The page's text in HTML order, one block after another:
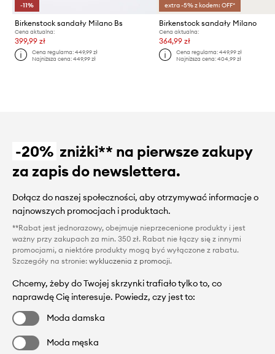
-11%
Birkenstock sandały Milano Bs
Cena aktualna:
399,99 zł
Cena regularna:449,99 zł
Najniższa cena:449,99 zł
extra -5% z kodem: OFF*
Birkenstock sandały Milano
Cena aktualna:
364,99 zł
Cena regularna: 449,99 zł
Najniższa cena: 404,99 zł
-20% zniżki** na pierwsze zakupy
za zapis do newslettera.
Dołącz do naszej społeczności, aby otrzymywać informacje o
najnowszych promocjach i produktach.
**Rabat jest jednorazowy, obejmuje nieprzecenione produkty i jest
ważny przy zakupach za min. 350 zł. Rabat nie łączy się z innymi
promocjami, a niektóre produkty mogą być wyłączone z rabatu.
Szczegóły na stronie: wykluczenia z promocji.
Chcemy, żeby do Twojej skrzynki trafiało tylko to, co
naprawdę Cię interesuje. Powiedz, czy jest to:
Moda damska
Moda męska